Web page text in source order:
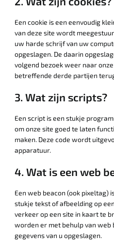
Een cookie is een eenvoudig
van deze site wordt
uw harde schrijf van uw
opgeslagen. De daarin
volgend bezoek weer naar
betreffende derde partijen
3. Wat zijn scripts?
Een script is een stukje
om onze site goed te laten
maken. Deze code wordt
apparatuur.
4. Wat is een web
Een web beacon (ook pixeltag)
stukje tekst of afbeelding op
verkeer op een site in kaart te
worden er met behulp van web
gegevens van u opgeslagen.